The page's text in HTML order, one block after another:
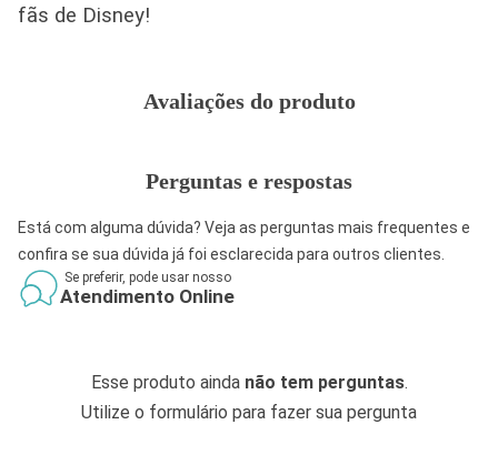
fãs de Disney!
Avaliações do produto
Perguntas e respostas
Está com alguma dúvida? Veja as perguntas mais frequentes e
confira se sua dúvida já foi esclarecida para outros clientes.
Se preferir, pode usar nosso
Atendimento Online
Esse produto ainda não tem perguntas.
Utilize o formulário para fazer sua pergunta